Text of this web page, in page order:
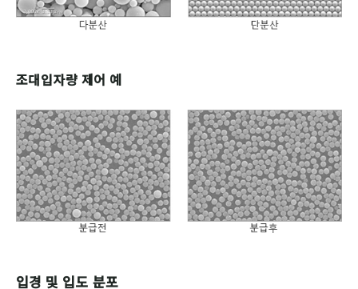
조대입자량 제어 예
입경 및 입도 분포